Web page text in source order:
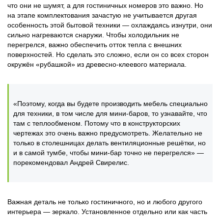
что они не шумят, а для гостиничных номеров это важно. Но
на этапе комплектования зачастую не учитывается другая
особенность этой бытовой техники — охлаждаясь изнутри, они
сильно нагреваются снаружи. Чтобы холодильник не
перегрелся, важно обеспечить отток тепла с внешних
поверхностей. Но сделать это сложно, если он со всех сторон
окружён «рубашкой» из древесно-клеевого материала.
«Поэтому, когда вы будете производить мебель специально
для техники, в том числе для мини-баров, то узнавайте, что
там с теплообменом. Потому что в конструкторских
чертежах это очень важно предусмотреть. Желательно не
только в столешницах делать вентиляционные решётки, но
и в самой тумбе, чтобы мини-бар точно не перегрелся» —
порекомендовал Андрей Свирелис.
Важная деталь не только гостиничного, но и любого другого
интерьера — зеркало. Установленное отдельно или как часть